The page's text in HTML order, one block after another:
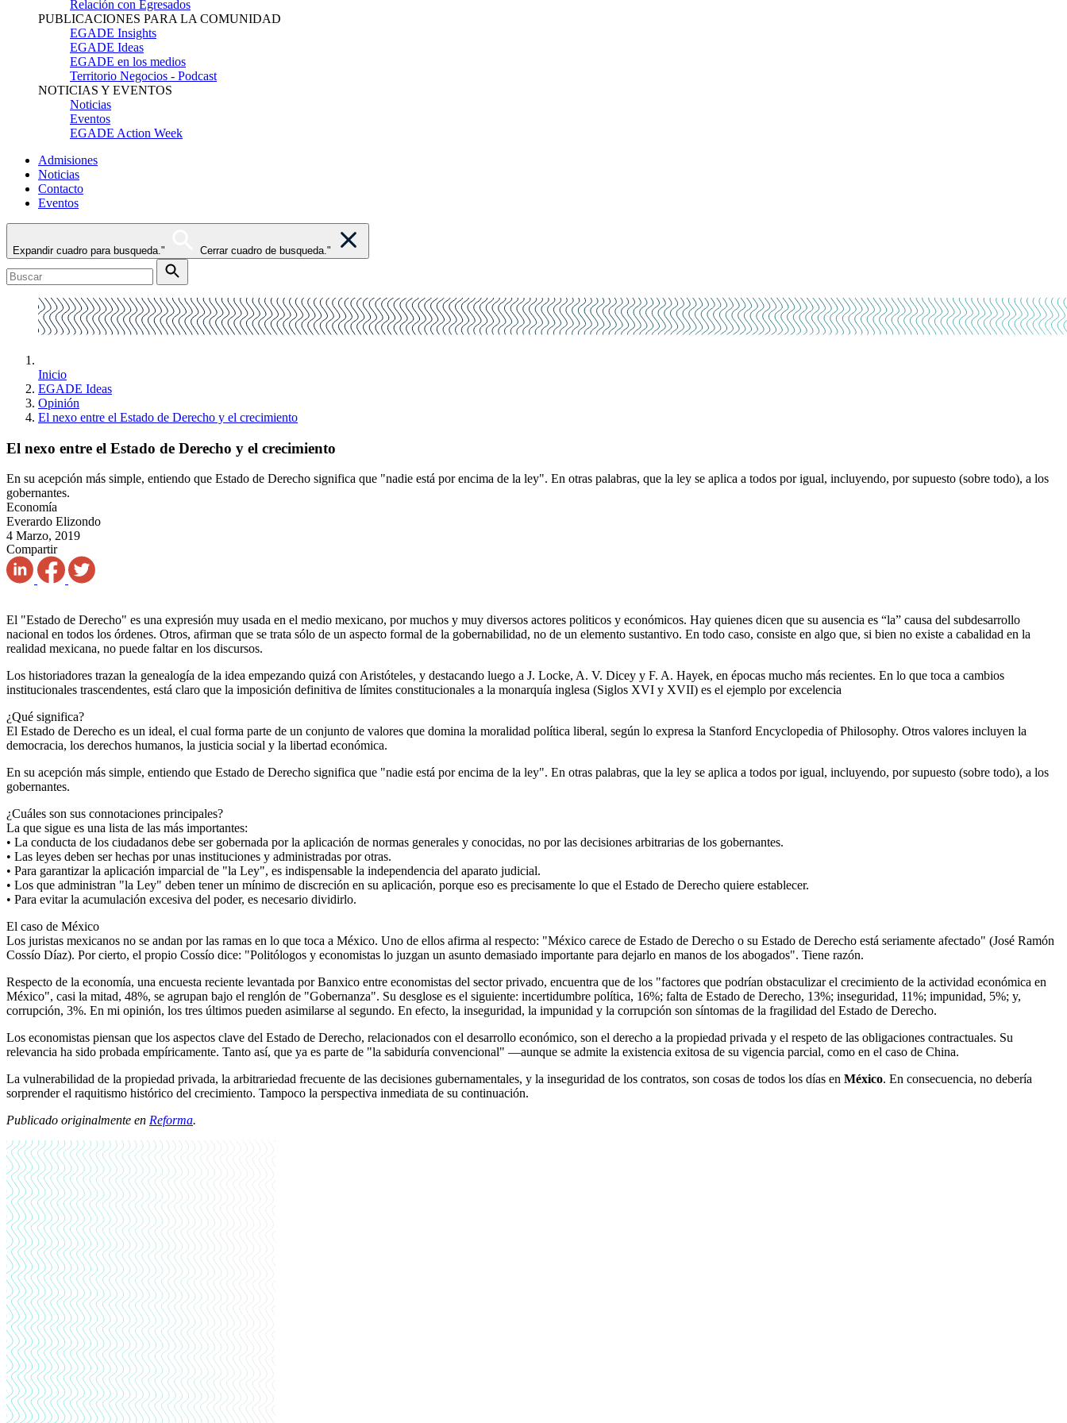
Relación con Egresados
PUBLICACIONES PARA LA COMUNIDAD
EGADE Insights
EGADE Ideas
EGADE en los medios
Territorio Negocios - Podcast
NOTICIAS Y EVENTOS
Noticias
Eventos
EGADE Action Week
Admisiones
Noticias
Contacto
Eventos
Expandir cuadro para busqueda." Cerrar cuadro de busqueda."
Inicio
EGADE Ideas
Opinión
El nexo entre el Estado de Derecho y el crecimiento
El nexo entre el Estado de Derecho y el crecimiento
En su acepción más simple, entiendo que Estado de Derecho significa que "nadie está por encima de la ley". En otras palabras, que la ley se aplica a todos por igual, incluyendo, por supuesto (sobre todo), a los
gobernantes.
Economía
Everardo Elizondo
4 Marzo, 2019
Compartir
El "Estado de Derecho" es una expresión muy usada en el medio mexicano, por muchos y muy diversos actores politicos y económicos. Hay quienes dicen que su ausencia es “la” causa del subdesarrollo
nacional en todos los órdenes. Otros, afirman que se trata sólo de un aspecto formal de la gobernabilidad, no de un elemento sustantivo. En todo caso, consiste en algo que, si bien no existe a cabalidad en la
realidad mexicana, no puede faltar en los discursos.
Los historiadores trazan la genealogía de la idea empezando quizá con Aristóteles, y destacando luego a J. Locke, A. V. Dicey y F. A. Hayek, en épocas mucho más recientes. En lo que toca a cambios
institucionales trascendentes, está claro que la imposición definitiva de límites constitucionales a la monarquía inglesa (Siglos XVI y XVII) es el ejemplo por excelencia
¿Qué significa?
El Estado de Derecho es un ideal, el cual forma parte de un conjunto de valores que domina la moralidad política liberal, según lo expresa la Stanford Encyclopedia of Philosophy. Otros valores incluyen la
democracia, los derechos humanos, la justicia social y la libertad económica.
En su acepción más simple, entiendo que Estado de Derecho significa que "nadie está por encima de la ley". En otras palabras, que la ley se aplica a todos por igual, incluyendo, por supuesto (sobre todo), a los
gobernantes.
¿Cuáles son sus connotaciones principales?
La que sigue es una lista de las más importantes:
• La conducta de los ciudadanos debe ser gobernada por la aplicación de normas generales y conocidas, no por las decisiones arbitrarias de los gobernantes.
• Las leyes deben ser hechas por unas instituciones y administradas por otras.
• Para garantizar la aplicación imparcial de "la Ley", es indispensable la independencia del aparato judicial.
• Los que administran "la Ley" deben tener un mínimo de discreción en su aplicación, porque eso es precisamente lo que el Estado de Derecho quiere establecer.
• Para evitar la acumulación excesiva del poder, es necesario dividirlo.
El caso de México
Los juristas mexicanos no se andan por las ramas en lo que toca a México. Uno de ellos afirma al respecto: "México carece de Estado de Derecho o su Estado de Derecho está seriamente afectado" (José Ramón
Cossío Díaz). Por cierto, el propio Cossío dice: "Politólogos y economistas lo juzgan un asunto demasiado importante para dejarlo en manos de los abogados". Tiene razón.
Respecto de la economía, una encuesta reciente levantada por Banxico entre economistas del sector privado, encuentra que de los "factores que podrían obstaculizar el crecimiento de la actividad económica en
México", casi la mitad, 48%, se agrupan bajo el renglón de "Gobernanza". Su desglose es el siguiente: incertidumbre política, 16%; falta de Estado de Derecho, 13%; inseguridad, 11%; impunidad, 5%; y,
corrupción, 3%. En mi opinión, los tres últimos pueden asimilarse al segundo. En efecto, la inseguridad, la impunidad y la corrupción son síntomas de la fragilidad del Estado de Derecho.
Los economistas piensan que los aspectos clave del Estado de Derecho, relacionados con el desarrollo económico, son el derecho a la propiedad privada y el respeto de las obligaciones contractuales. Su
relevancia ha sido probada empíricamente. Tanto así, que ya es parte de "la sabiduría convencional" —aunque se admite la existencia exitosa de su vigencia parcial, como en el caso de China.
La vulnerabilidad de la propiedad privada, la arbitrariedad frecuente de las decisiones gubernamentales, y la inseguridad de los contratos, son cosas de todos los días en México. En consecuencia, no debería
sorprender el raquitismo histórico del crecimiento. Tampoco la perspectiva inmediata de su continuación.
Publicado originalmente en Reforma.